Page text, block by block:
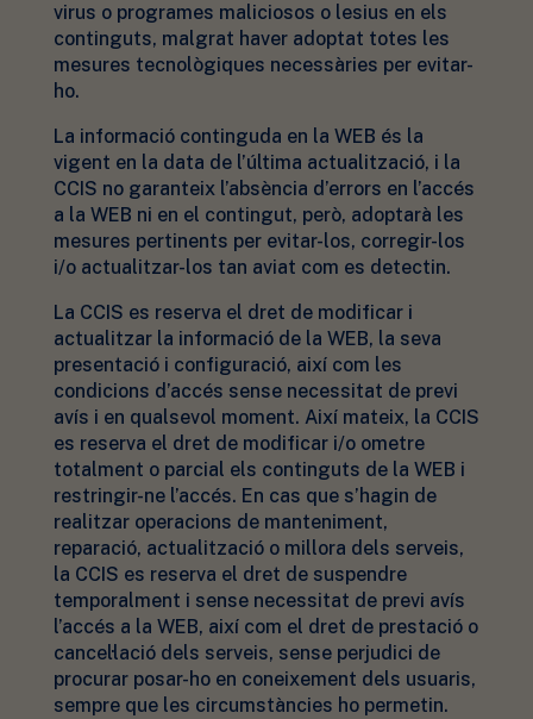
virus o programes maliciosos o lesius en els
continguts, malgrat haver adoptat totes les
mesures tecnològiques necessàries per evitar-
ho.
La informació continguda en la WEB és la
vigent en la data de l’última actualització, i la
CCIS no garanteix l’absència d’errors en l’accés
a la WEB ni en el contingut, però, adoptarà les
mesures pertinents per evitar-los, corregir-los
i/o actualitzar-los tan aviat com es detectin.
La CCIS es reserva el dret de modificar i
actualitzar la informació de la WEB, la seva
presentació i configuració, així com les
condicions d’accés sense necessitat de previ
avís i en qualsevol moment. Així mateix, la CCIS
es reserva el dret de modificar i/o ometre
totalment o parcial els continguts de la WEB i
restringir-ne l’accés. En cas que s’hagin de
realitzar operacions de manteniment,
reparació, actualització o millora dels serveis,
la CCIS es reserva el dret de suspendre
temporalment i sense necessitat de previ avís
l’accés a la WEB, així com el dret de prestació o
cancel·lació dels serveis, sense perjudici de
procurar posar-ho en coneixement dels usuaris,
sempre que les circumstàncies ho permetin.